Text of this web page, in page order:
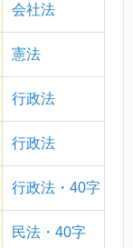
会社法
憲法
行政法
行政法
行政法・40字
民法・40字